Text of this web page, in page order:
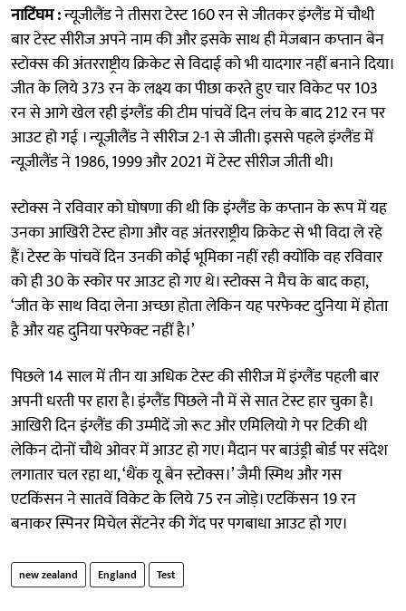
नाटिंघम :न्यूजीलैंड ने तीसरा टेस्ट 160 रन से जीतकर इंग्लैंड में चौथी
बार टेस्ट सीरीज अपने नाम की और इसके साथ ही मेजबान कप्तान बेन
स्टोक्स की अंतरराष्ट्रीय क्रिकेट से विदाई को भी यादगार नहीं बनाने दिया।
जीत के लिये 373 रन के लक्ष्य का पीछा करते हुए चार विकेट पर 103
रन से आगे खेल रही इंग्लैंड की टीम पांचवें दिन लंच के बाद 212 रन पर
आउट हो गई । न्यूजीलैंड ने सीरीज 2-1 से जीती। इससे पहले इंग्लैंड में
न्यूजीलैंड ने 1986, 1999 और 2021 में टेस्ट सीरीज जीती थी।
स्टोक्स ने रविवार को घोषणा की थी कि इंग्लैंड के कप्तान के रूप में यह
उनका आखिरी टेस्ट होगा और वह अंतरराष्ट्रीय क्रिकेट से भी विदा ले रहे
हैं। टेस्ट के पांचवें दिन उनकी कोई भूमिका नहीं रही क्योंकि वह रविवार
को ही 30 के स्कोर पर आउट हो गए थे। स्टोक्स ने मैच के बाद कहा,
‘जीत के साथ विदा लेना अच्छा होता लेकिन यह परफेक्ट दुनिया में होता
है और यह दुनिया परफेक्ट नहीं है।’
पिछले 14 साल में तीन या अधिक टेस्ट की सीरीज में इंग्लैंड पहली बार
अपनी धरती पर हारा है। इंग्लैंड पिछले नौ में से सात टेस्ट हार चुका है।
आखिरी दिन इंग्लैंड की उम्मीदें जो रूट और एमिलियो गे पर टिकी थी
लेकिन दोनों चौथे ओवर में आउट हो गए। मैदान पर बाउंड्री बोर्ड पर संदेश
लगातार चल रहा था, ‘थैंक यू बेन स्टोक्स।’ जैमी स्मिथ और गस
एटकिंसन ने सातवें विकेट के लिये 75 रन जोड़े। एटकिंसन 19 रन
बनाकर स्पिनर मिचेल सेंटनेर की गेंद पर पगबाधा आउट हो गए।
new zealand England Test